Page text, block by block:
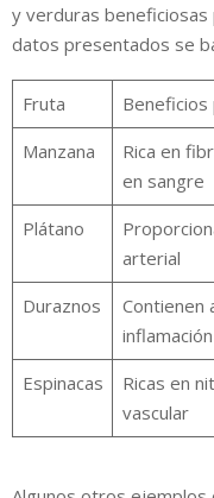
y verduras beneficiosas
datos presentados se
Fruta
Beneficios
Manzana
Rica en
en sangre
Plátano
arterial
Duraznos
Contienen
Espinacas
Ricas en
vascular